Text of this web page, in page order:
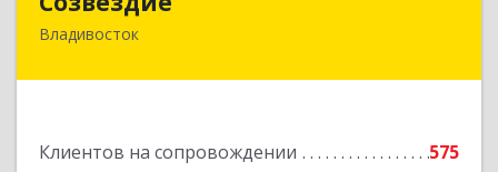
Владивосток
Клиентов на сопровождении
575
690069, Приморский край, Владивосток г,